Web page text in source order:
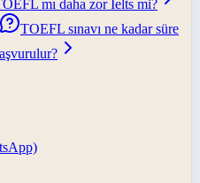
mı daha zor Ielts mi?
TOEFL sınavı ne kadar süre